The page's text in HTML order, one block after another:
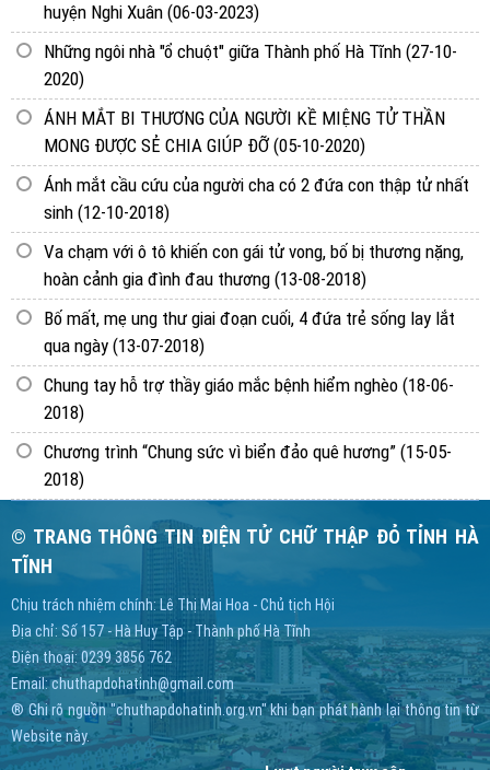
huyện Nghi Xuân (06-03-2023)
Những ngôi nhà "ổ chuột" giữa Thành phố Hà Tĩnh (27-10-
2020)
ÁNH MẮT BI THƯƠNG CỦA NGƯỜI KỀ MIỆNG TỬ THẦN
MONG ĐƯỢC SẺ CHIA GIÚP ĐỠ (05-10-2020)
Ánh mắt cầu cứu của người cha có 2 đứa con thập tử nhất
sinh (12-10-2018)
Va chạm với ô tô khiến con gái tử vong, bố bị thương nặng,
hoàn cảnh gia đình đau thương (13-08-2018)
Bố mất, mẹ ung thư giai đoạn cuối, 4 đứa trẻ sống lay lắt
qua ngày (13-07-2018)
Chung tay hỗ trợ thầy giáo mắc bệnh hiểm nghèo (18-06-
2018)
Chương trình “Chung sức vì biển đảo quê hương” (15-05-
2018)
© TRANG THÔNG TIN ĐIỆN TỬ CHỮ THẬP ĐỎ TỈNH HÀ
TĨNH
Chịu trách nhiệm chính: Lê Thị Mai Hoa - Chủ tịch Hội
Địa chỉ: Số 157 - Hà Huy Tập - Thành phố Hà Tĩnh
Điện thoại: 0239 3856 762
Email:chuthapdohatinh@gmail.com
® Ghi rõ nguồn "chuthapdohatinh.org.vn" khi bạn phát hành lại thông tin từ
Website này.